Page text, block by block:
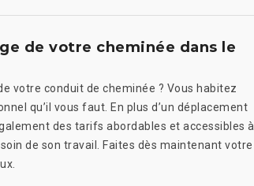
de votre cheminée dans le
votre conduit de cheminée ? Vous habitez
qu’il vous faut. En plus d’un déplacement
des tarifs abordables et accessibles à
de son travail. Faites dès maintenant votre